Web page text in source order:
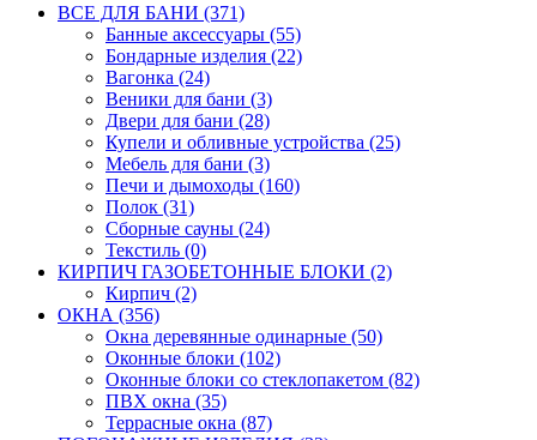
ВСЕ ДЛЯ БАНИ (371)
Банные аксессуары (55)
Бондарные изделия (22)
Вагонка (24)
Веники для бани (3)
Двери для бани (28)
Купели и обливные устройства (25)
Мебель для бани (3)
Печи и дымоходы (160)
Полок (31)
Сборные сауны (24)
Текстиль (0)
КИРПИЧ ГАЗОБЕТОННЫЕ БЛОКИ (2)
Кирпич (2)
ОКНА (356)
Окна деревянные одинарные (50)
Оконные блоки (102)
Оконные блоки со стеклопакетом (82)
ПВХ окна (35)
Террасные окна (87)